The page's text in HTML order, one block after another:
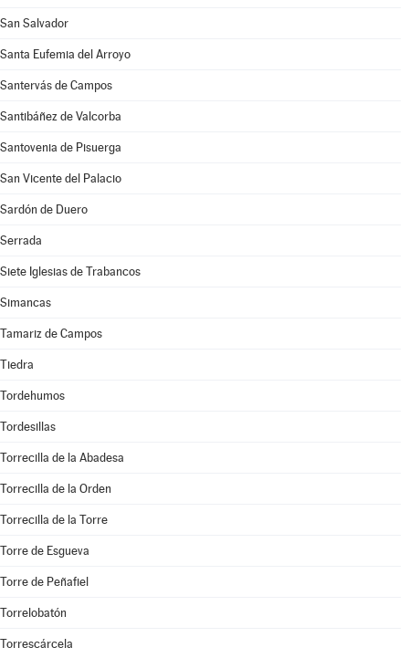
San Salvador
Santa Eufemia del Arroyo
Santervás de Campos
Santibáñez de Valcorba
Santovenia de Pisuerga
San Vicente del Palacio
Sardón de Duero
Serrada
Siete Iglesias de Trabancos
Simancas
Tamariz de Campos
Tiedra
Tordehumos
Tordesillas
Torrecilla de la Abadesa
Torrecilla de la Orden
Torrecilla de la Torre
Torre de Esgueva
Torre de Peñafiel
Torrelobatón
Torrescárcela